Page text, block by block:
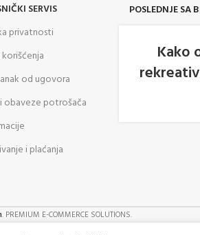
SERVIS
privatnosti
od ugovora
obaveze potrošača
i plaćanja
POSLEDNJE SA
Kako
. PREMIUM E-COMMERCE SOLUTIONS.